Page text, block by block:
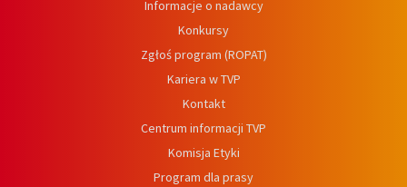
Informacje o nadawcy
Konkursy
Zgłoś program (ROPAT)
Kariera w TVP
Kontakt
Centrum informacji TVP
Komisja Etyki
Program dla prasy